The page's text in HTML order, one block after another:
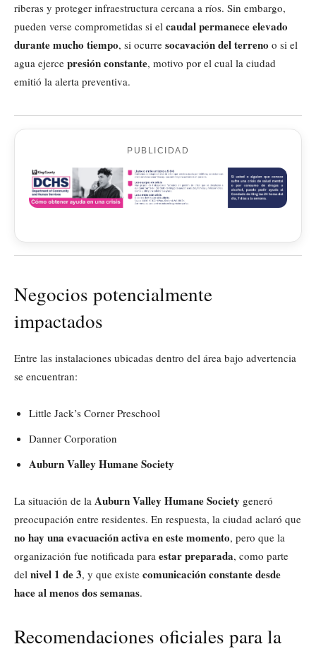
riberas y proteger infraestructura cercana a ríos. Sin embargo,
pueden verse comprometidas si el caudal permanece elevado
durante mucho tiempo, si ocurre socavación del terreno o si el
agua ejerce presión constante, motivo por el cual la ciudad
emitió la alerta preventiva.
PUBLICIDAD
Negocios potencialmente
impactados
Entre las instalaciones ubicadas dentro del área bajo advertencia
se encuentran:
Little Jack’s Corner Preschool
Danner Corporation
Auburn Valley Humane Society
La situación de la Auburn Valley Humane Society generó
preocupación entre residentes. En respuesta, la ciudad aclaró que
no hay una evacuación activa en este momento, pero que la
organización fue notificada para estar preparada, como parte
del nivel 1 de 3, y que existe comunicación constante desde
hace al menos dos semanas.
Recomendaciones oficiales para la